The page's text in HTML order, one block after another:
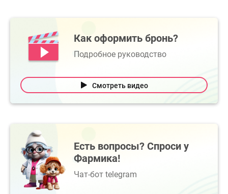
Как оформить бронь?
Подробное руководство
Смотреть видео
Есть вопросы? Спроси у
Фармика!
Чат-бот telegram